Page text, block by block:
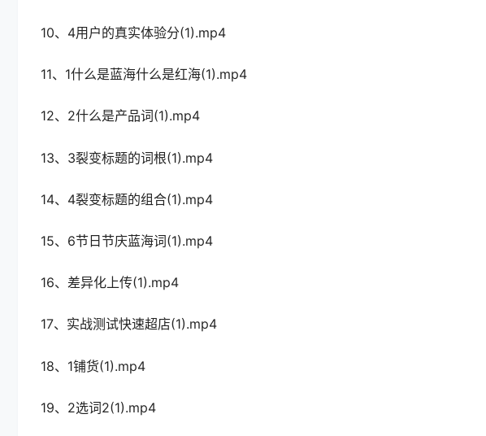
10、4用户的真实体验分(1).mp4
11、1什么是蓝海什么是红海(1).mp4
12、2什么是产品词(1).mp4
13、3裂变标题的词根(1).mp4
14、4裂变标题的组合(1).mp4
15、6节日节庆蓝海词(1).mp4
16、差异化上传(1).mp4
17、实战测试快速超店(1).mp4
18、1铺货(1).mp4
19、2选词2(1).mp4